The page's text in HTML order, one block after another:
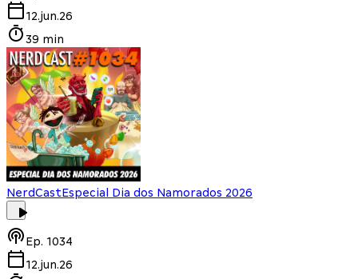
12.jun.26
39 min
NerdCastEspecial Dia dos Namorados 2026
Ep. 1034
12.jun.26